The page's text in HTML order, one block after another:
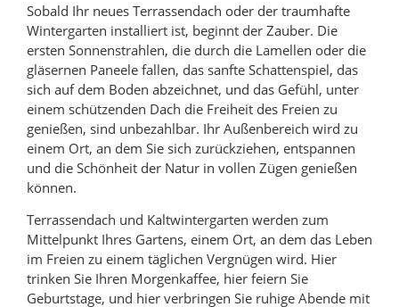
Sobald Ihr neues Terrassendach oder der traumhafte
Wintergarten installiert ist, beginnt der Zauber. Die
ersten Sonnenstrahlen, die durch die Lamellen oder die
gläsernen Paneele fallen, das sanfte Schattenspiel, das
sich auf dem Boden abzeichnet, und das Gefühl, unter
einem schützenden Dach die Freiheit des Freien zu
genießen, sind unbezahlbar. Ihr Außenbereich wird zu
einem Ort, an dem Sie sich zurückziehen, entspannen
und die Schönheit der Natur in vollen Zügen genießen
können.
Terrassendach und Kaltwintergarten werden zum
Mittelpunkt Ihres Gartens, einem Ort, an dem das Leben
im Freien zu einem täglichen Vergnügen wird. Hier
trinken Sie Ihren Morgenkaffee, hier feiern Sie
Geburtstage, und hier verbringen Sie ruhige Abende mit